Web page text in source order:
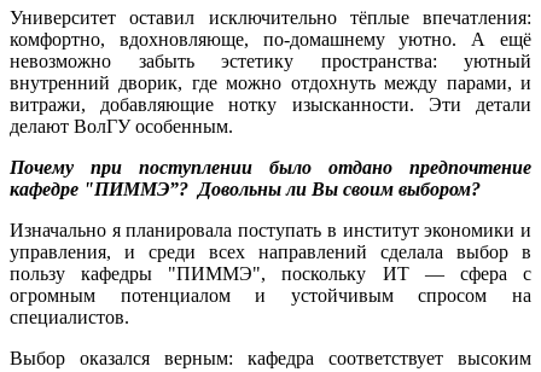
Университет оставил исключительно тёплые впечатления:
комфортно, вдохновляюще, по-домашнему уютно. А ещё
невозможно забыть эстетику пространства: уютный
внутренний дворик, где можно отдохнуть между парами, и
витражи, добавляющие нотку изысканности. Эти детали
делают ВолГУ особенным.
Почему при поступлении было отдано предпочтение
кафедре "ПИММЭ”? Довольны ли Вы своим выбором?
Изначально я планировала поступать в институт экономики и
управления, и среди всех направлений сделала выбор в
пользу кафедры "ПИММЭ", поскольку ИТ — сфера с
огромным потенциалом и устойчивым спросом на
специалистов.
Выбор оказался верным: кафедра соответствует высоким